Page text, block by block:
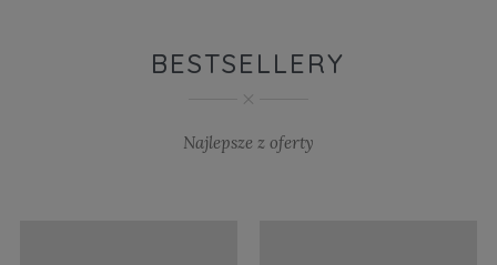
BESTSELLERY
Najlepsze z oferty